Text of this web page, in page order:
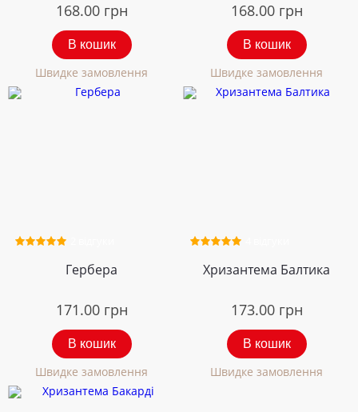
168.00 грн
В кошик
Швидке замовлення
168.00 грн
В кошик
Швидке замовлення
Гербера
171.00 грн
В кошик
Швидке замовлення
Хризантема Балтика
173.00 грн
В кошик
Швидке замовлення